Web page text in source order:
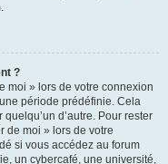
?
moi » lors de votre connexion
période prédéfinie. Cela
d’autre. Pour rester
de moi » lors de votre
si vous accédez au forum
un cybercafé, une université,